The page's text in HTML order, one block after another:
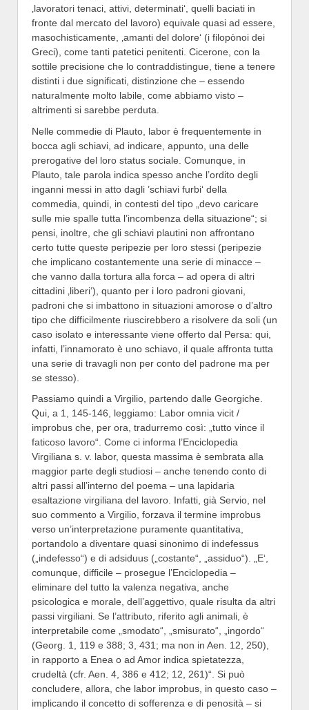
‚lavoratori tenaci, attivi, determinati‘, quelli baciati in
fronte dal mercato del lavoro) equivale quasi ad essere,
masochisticamente, ‚amanti del dolore‘ (i filopònoi dei
Greci), come tanti patetici penitenti. Cicerone, con la
sottile precisione che lo contraddistingue, tiene a tenere
distinti i due significati, distinzione che – essendo
naturalmente molto labile, come abbiamo visto –
altrimenti si sarebbe perduta.
Nelle commedie di Plauto, labor è frequentemente in
bocca agli schiavi, ad indicare, appunto, una delle
prerogative del loro status sociale. Comunque, in
Plauto, tale parola indica spesso anche l’ordito degli
inganni messi in atto dagli ’schiavi furbi‘ della
commedia, quindi, in contesti del tipo „devo caricare
sulle mie spalle tutta l’incombenza della situazione“; si
pensi, inoltre, che gli schiavi plautini non affrontano
certo tutte queste peripezie per loro stessi (peripezie
che implicano costantemente una serie di minacce –
che vanno dalla tortura alla forca – ad opera di altri
cittadini ‚liberi‘), quanto per i loro padroni giovani,
padroni che si imbattono in situazioni amorose o d’altro
tipo che difficilmente riuscirebbero a risolvere da soli (un
caso isolato e interessante viene offerto dal Persa: qui,
infatti, l’innamorato è uno schiavo, il quale affronta tutta
una serie di travagli non per conto del padrone ma per
se stesso).
Passiamo quindi a Virgilio, partendo dalle Georgiche.
Qui, a 1, 145-146, leggiamo: Labor omnia vicit /
improbus che, per ora, tradurremo così: „tutto vince il
faticoso lavoro“. Come ci informa l’Enciclopedia
Virgiliana s. v. labor, questa massima è sembrata alla
maggior parte degli studiosi – anche tenendo conto di
altri passi all’interno del poema – una lapidaria
esaltazione virgiliana del lavoro. Infatti, già Servio, nel
suo commento a Virgilio, forzava il termine improbus
verso un’interpretazione puramente quantitativa,
portandolo a diventare quasi sinonimo di indefessus
(„indefesso“) e di adsiduus („costante“, „assiduo“). „E‘,
comunque, difficile – prosegue l’Enciclopedia –
eliminare del tutto la valenza negativa, anche
psicologica e morale, dell’aggettivo, quale risulta da altri
passi virgiliani. Se l’attributo, riferito agli animali, è
interpretabile come „smodato“, „smisurato“, „ingordo“
(Georg. 1, 119 e 388; 3, 431; ma non in Aen. 12, 250),
in rapporto a Enea o ad Amor indica spietatezza,
crudeltà (cfr. Aen. 4, 386 e 412; 12, 261)“. Si può
concludere, allora, che labor improbus, in questo caso –
implicando il concetto di sofferenza e di penosità – si